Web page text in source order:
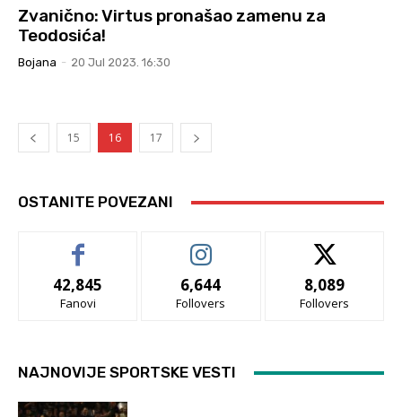
Zvanično: Virtus pronašao zamenu za
Teodosića!
Bojana - 20 Jul 2023. 16:30
15 16 17
OSTANITE POVEZANI
42,845
Fanovi
6,644
Follovers
8,089
Follovers
NAJNOVIJE SPORTSKE VESTI